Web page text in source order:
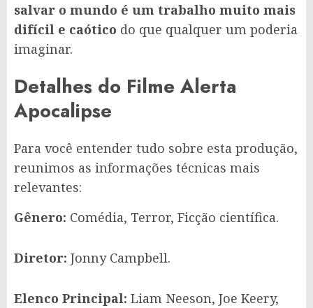
salvar o mundo é um trabalho muito mais
difícil e caótico do que qualquer um poderia
imaginar.
Detalhes do Filme Alerta
Apocalipse
Para você entender tudo sobre esta produção,
reunimos as informações técnicas mais
relevantes:
Gênero: Comédia, Terror, Ficção científica.
Diretor: Jonny Campbell.
Elenco Principal: Liam Neeson, Joe Keery,